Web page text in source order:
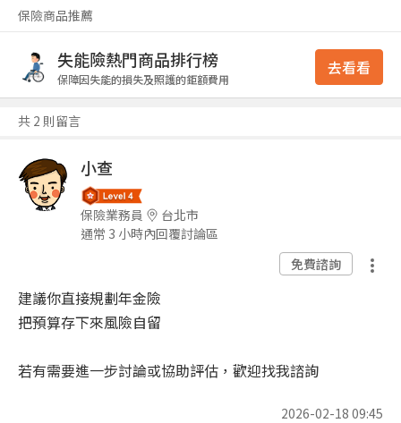
保險商品推薦
失能險熱門商品排行榜
保障因失能的損失及照護的鉅額費用
去看看
共 2 則留言
小查
保險業務員
台北市
通常 3 小時內回覆討論區
免費諮詢
建議你直接規劃年金險
把預算存下來風險自留
若有需要進一步討論或協助評估，歡迎找我諮詢
2026-02-18 09:45